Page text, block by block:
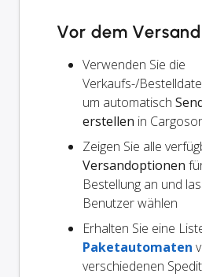
Vor dem Versand
Verwenden Sie die
Verkaufs-/
um automatisch
erstellen in
Zeigen Sie alle
Versandoptionen
Bestellung an und
Benutzer wählen
Erhalten Sie eine
Paketautomaten
verschiedenen